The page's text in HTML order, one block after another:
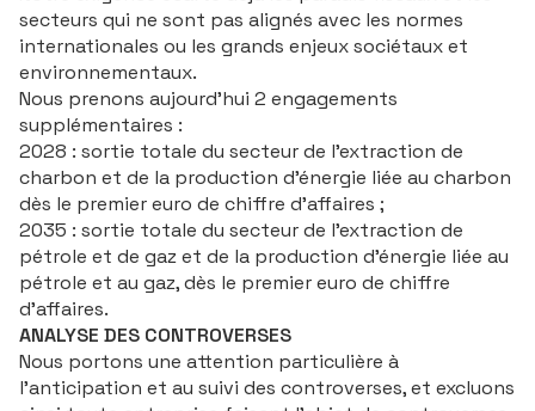
secteurs qui ne sont pas alignés avec les normes
internationales ou les grands enjeux sociétaux et
environnementaux.
Nous prenons aujourd’hui 2 engagements
supplémentaires :
2028 : sortie totale du secteur de l’extraction de
charbon et de la production d’énergie liée au charbon
dès le premier euro de chiffre d’affaires ;
2035 : sortie totale du secteur de l’extraction de
pétrole et de gaz et de la production d’énergie liée au
pétrole et au gaz, dès le premier euro de chiffre
d’affaires.
ANALYSE DES CONTROVERSES
Nous portons une attention particulière à
l’anticipation et au suivi des controverses, et excluons